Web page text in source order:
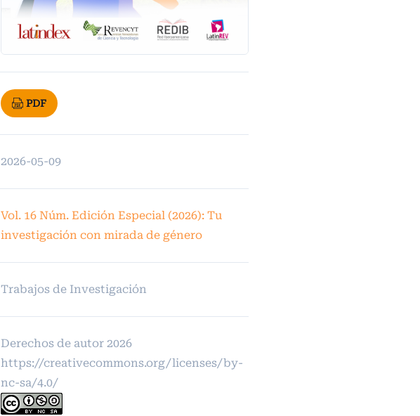
PDF
2026-05-09
Vol. 16 Núm. Edición Especial (2026): Tu
investigación con mirada de género
Trabajos de Investigación
Derechos de autor 2026
https://creativecommons.org/licenses/by-
nc-sa/4.0/